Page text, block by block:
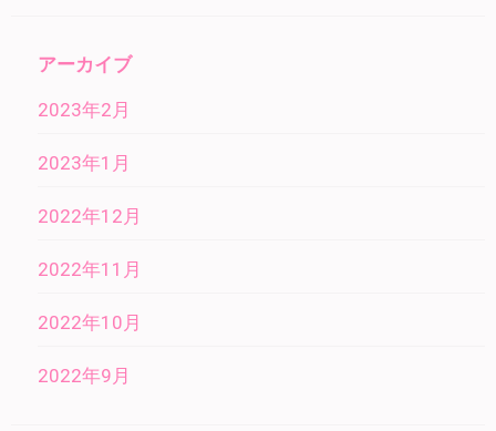
アーカイブ
2023年2月
2023年1月
2022年12月
2022年11月
2022年10月
2022年9月